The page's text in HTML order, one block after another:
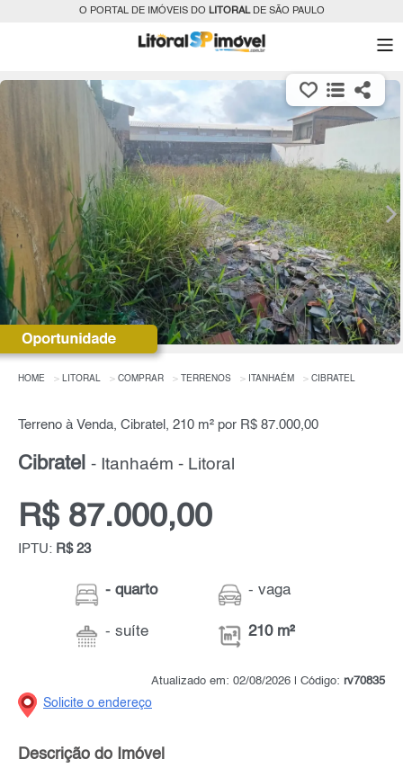
O PORTAL DE IMÓVEIS DO LITORALDE SÃO PAULO
HOME LITORAL COMPRAR TERRENOS ITANHAÉM CIBRATEL
Terreno à Venda, Cibratel, 210 m² por R$ 87.000,00
Cibratel - Itanhaém - Litoral
R$ 87.000,00
IPTU: R$ 23
- quarto
- suíte
- vaga
210 m²
Atualizado em: 02/08/2026 | Código: rv70835
Solicite o endereço
Descrição do Imóvel